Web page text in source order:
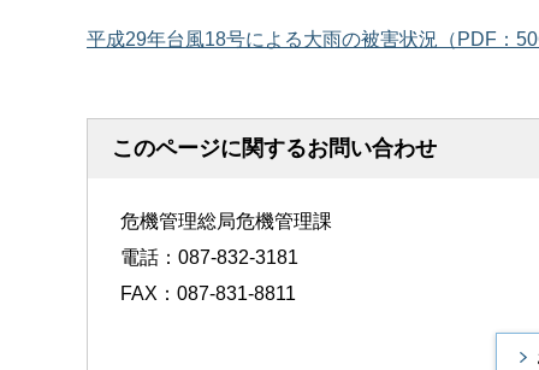
平成29年台風18号による大雨の被害状況（PDF：
このページに関するお問い合わせ
危機管理総局危機管理課
電話：087-832-3181
FAX：087-831-8811